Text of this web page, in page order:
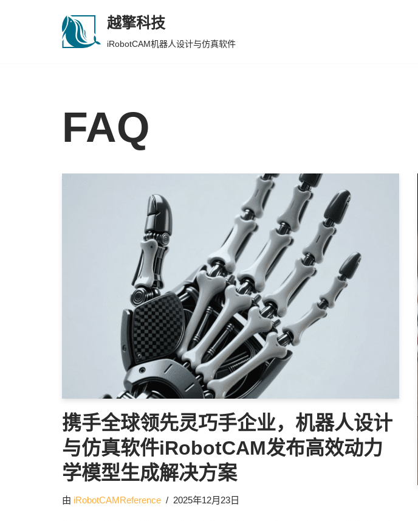
越擎科技
iRobotCAM机器人设计与仿真软件
FAQ
携手全球领先灵巧手企业，机器人设计
与仿真软件iRobotCAM发布高效动力
学模型生成解决方案
由 iRobotCAMReference 2025年12月23日